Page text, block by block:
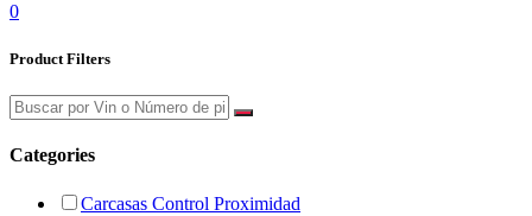
0
Product Filters
Categories
Carcasas Control Proximidad